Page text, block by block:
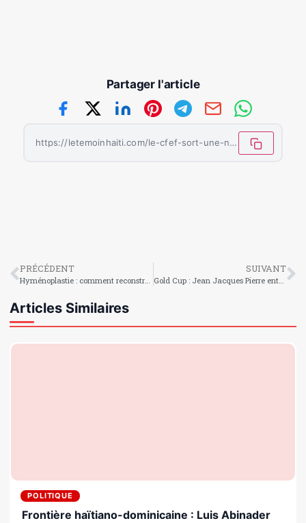
Partager l'article
https://letemoinhaiti.com/le-cfef-sort-une-nouvelle-promotion-d-instituteurs/
PRÉCÉDENT
Hyménoplastie : comment reconstruire l’hymen ?
SUIVANT
Gold Cup : Jean Jacques Pierre entre dans l’histoire
Articles Similaires
POLITIQUE
Frontière haïtiano-dominicaine : Luis Abinader